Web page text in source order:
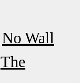
No Wall
The